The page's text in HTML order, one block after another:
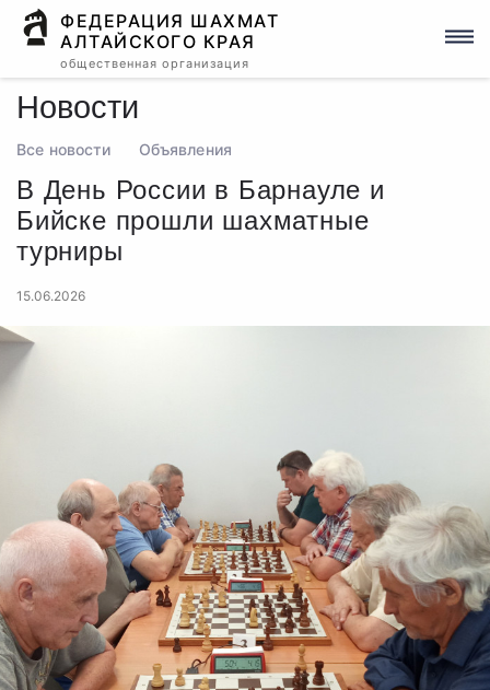
ФЕДЕРАЦИЯ ШАХМАТ
АЛТАЙСКОГО КРАЯ
общественная организация
Новости
Все новости Объявления
В День России в Барнауле и
Бийске прошли шахматные
турниры
15.06.2026